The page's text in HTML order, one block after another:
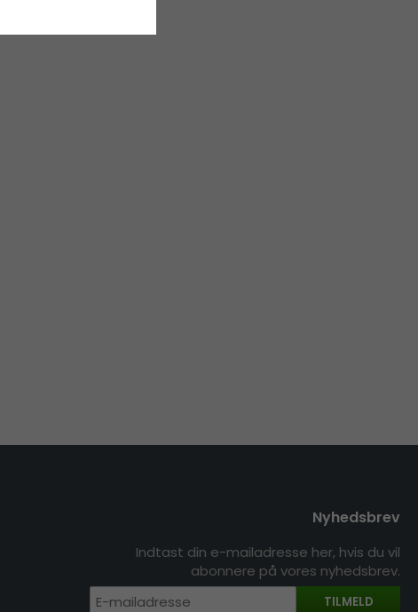
Nyhedsbrev
Indtast din e-mailadresse her, hvis du vil
abonnere på vores nyhedsbrev.
TILMELD